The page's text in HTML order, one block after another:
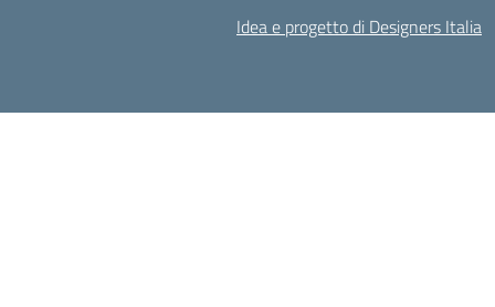
Idea e progetto di Designers Italia